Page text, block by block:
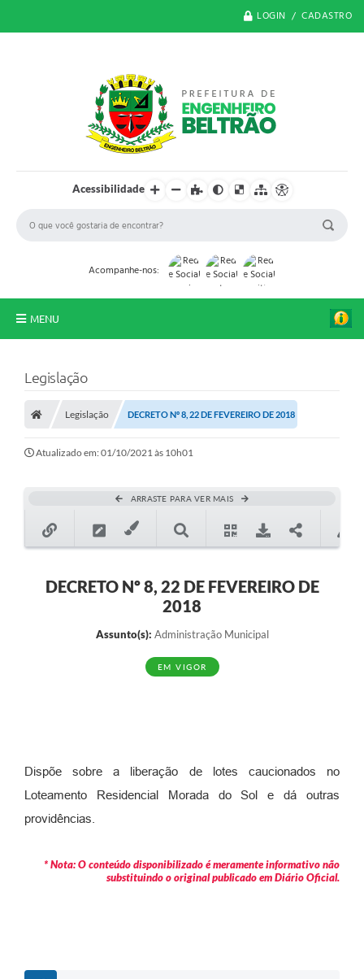
LOGIN / CADASTRO
Acessibilidade
Acompanhe-nos:
MENU
Transparência
Legislação
Editais
SIAFIC
Secretarias
Audiências Públicas
Legislação
Legislação DECRETO Nº 8, 22 DE FEVEREIRO DE 2018
Atualizado em: 01/10/2021 às 10h01
ARRASTE PARA VER MAIS
DECRETO Nº 8, 22 DE FEVEREIRO DE
2018
Assunto(s): Administração Municipal
EM VIGOR
Dispõe sobre a liberação de lotes caucionados no
Loteamento Residencial Morada do Sol e dá outras
providências.
* Nota: O conteúdo disponibilizado é meramente informativo não
substituindo o original publicado em Diário Oficial.